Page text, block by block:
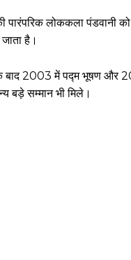
लोककला पंडवानी
है।
बाद 2003 में पद्म भूषण
बड़े सम्मान भी मिले।